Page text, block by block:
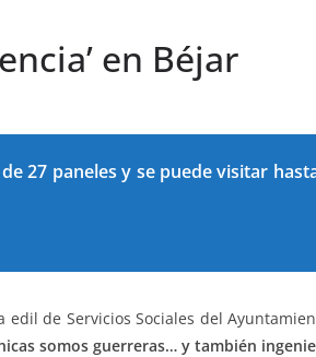
en Béjar
27 paneles y se puede visitar
edil de Servicios Sociales del
somos guerreras… y también